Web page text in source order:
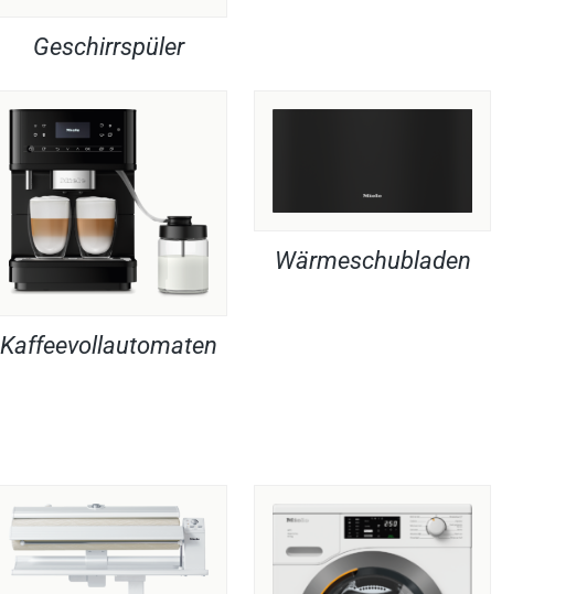
Geschirrspüler
Kaffeevollautomaten
Wärmeschubladen